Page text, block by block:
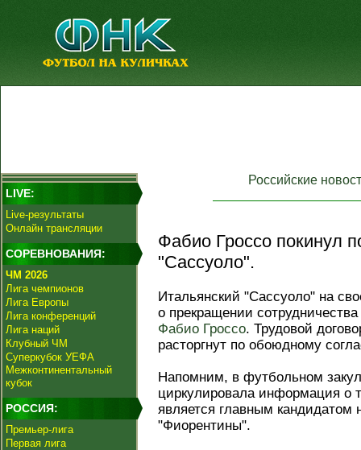
LIVE:
Live-результаты
Онлайн трансляции
СОРЕВНОВАНИЯ:
ЧМ 2026
Лига чемпионов
Лига Европы
Лига конференций
Лига наций
Клубный ЧМ
Суперкубок УЕФА
Межконтинентальный
кубок
РОССИЯ:
Премьер-лига
Первая лига
Российские
Фабио Гроссо покинул
"Сассуоло".
Итальянский "Сассуоло" на
о прекращении
Фабио Гроссо. Трудовой
расторгнут по обоюдному
Напомним, в футбольном
циркулировала информация о
является главным кандидатом
"Фиорентины".